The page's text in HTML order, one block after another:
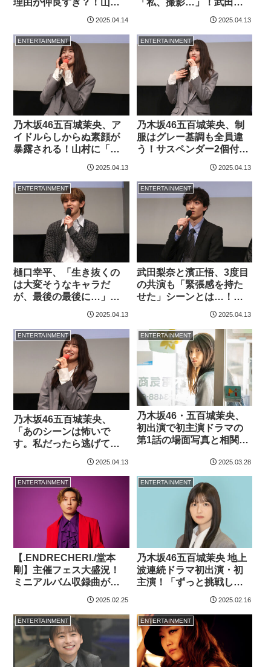
永玖、性格が素直すぎ
2025.04.14
偽警察官詐欺電話を撃退
2025.04.13
ENTERTAINMENT
乃木坂46五百城茉央、ア
イドルらしからぬ素顔が
暴露される！山村に「ね
2025.04.13
ENTERTAINMENT
乃木坂46五百城茉央、制
服はグレー基調も全員違
う！サスペンダー2個付け
2025.04.13
ENTERTAINMENT
樋口幸平、「生き抜くの
は大変そうなキャラだ
が、最後の最後に…」！
山下永玖、役との共通点
2025.04.13
ENTERTAINMENT
武田梨奈と濱正悟、3度目
の共演も「緊張感を持た
せた」シーンとは…！濱
のNGシーンが…【見直し
2025.04.13
ENTERTAINMENT
乃木坂46五百城茉央、
「あのシーンは怖いで
す。私だったら逃げて
されたシーンは…
2025.04.13
ENTERTAINMENT
乃木坂46・五百城茉央、
初出演で初主演ドラマの
第1話の場面写真と相関図
2025.03.28
ENTERTAINMENT
【.ENDRECHERI./堂本
剛】主催フェス大盛況！
ミニアルバム収録曲が
ABEMAオリジナルドラマ
2025.02.25
ENTERTAINMENT
乃木坂46五百城茉央 地上
波連続ドラマ初出演・初
主演！「ずっと挑戦した
いと思っていたドラマ
2025.02.16
ENTERTAINMENT ENTERTAINMENT